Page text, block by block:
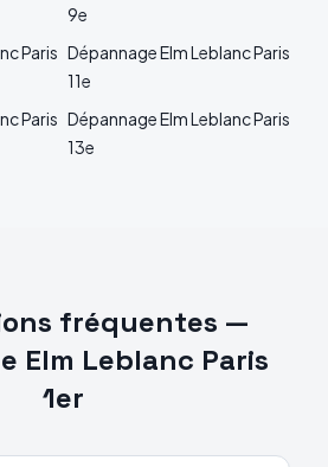
9e
Paris DépannageElm LeblancParis
11e
Paris DépannageElm LeblancParis
13e
fréquentes —
Elm Leblanc Paris
1er